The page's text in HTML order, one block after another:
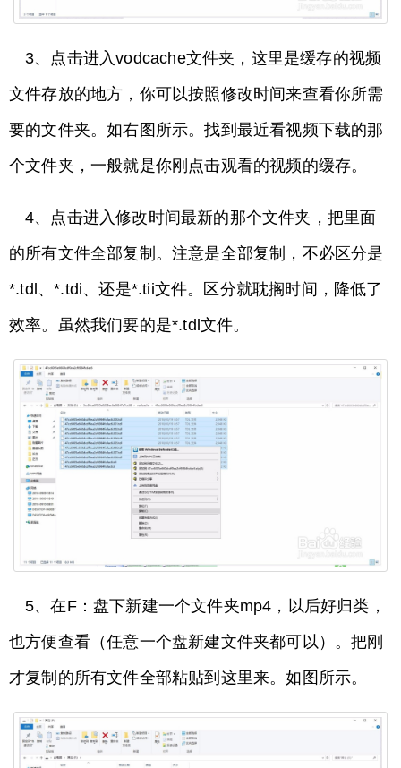
3、点击进入vodcache文件夹，这里是缓存的视频
文件存放的地方，你可以按照修改时间来查看你所需
要的文件夹。如右图所示。找到最近看视频下载的那
个文件夹，一般就是你刚点击观看的视频的缓存。
4、点击进入修改时间最新的那个文件夹，把里面
的所有文件全部复制。注意是全部复制，不必区分是
*.tdl、*.tdi、还是*.tii文件。区分就耽搁时间，降低了
效率。虽然我们要的是*.tdl文件。
5、在F：盘下新建一个文件夹mp4，以后好归类，
也方便查看（任意一个盘新建文件夹都可以）。把刚
才复制的所有文件全部粘贴到这里来。如图所示。